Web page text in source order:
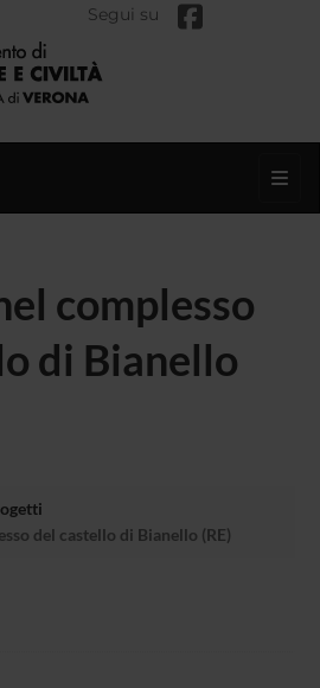
Segui su
complesso
di Bianello
del castello di Bianello (RE)